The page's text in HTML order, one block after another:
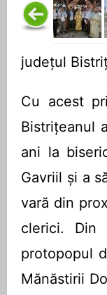
județul
Cu acest
Bistrițeanul
ani la
Gavriil și a
vară din
clerici. Din
protopopul
Mănăstirii